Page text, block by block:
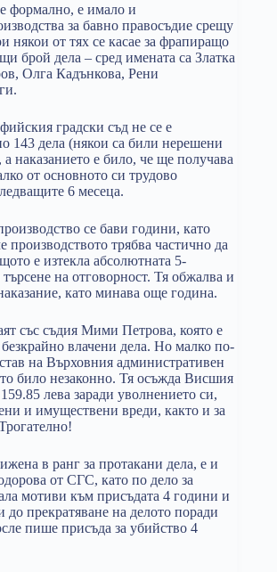
формално, е имало и
за бавно правосъдие срещу
някои от тях се касае за фрапиращо
брой дела – сред имената са Златка
Олга Кадънкова, Рени
градски съд не се е
143 дела (някои са били нерешени
а наказанието е било, че ще получава
от основното си трудово
6 месеца.
се бави години, като
производството трябва частично да
е изтекла абсолютната 5-
на отговорност. Тя обжалва и
като минава още година.
със съдия Мими Петрова, която е
влачени дела. Но малко по-
на Върховния административен
било незаконно. Тя осъжда Висшия
лева заради уволнението си,
и имуществени вреди, както и за
в ранг за протакани дела, е и
от СГС, като по дело за
мотиви към присъдата 4 години и
до прекратяване на делото поради
пише присъда за убийство 4